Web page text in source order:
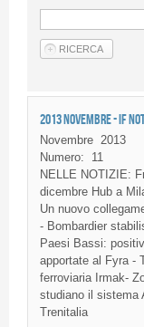
2013 NOVEMBRE - IF
Novembre 2013
Numero:
11
NELLE NOTIZIE:
dicembre Hub a
Un nuovo
- Bombardier
Paesi Bassi:
apportate al Fyra -
ferroviaria Irmak-
studiano il sistema
Trenitalia